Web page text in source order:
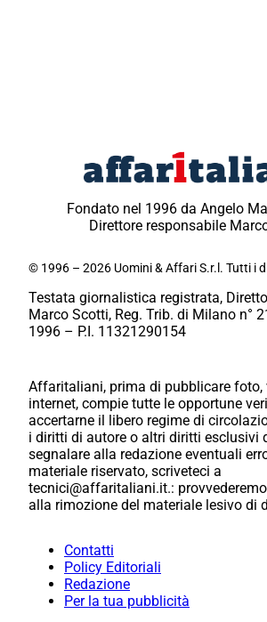
Fondato nel 1996 da Angelo
Direttore responsabile
© 1996 – 2026 Uomini & Affari S.r.l. Tutti i
Testata giornalistica registrata,
Marco Scotti, Reg. Trib. di Milano n°
1996 – P.I. 11321290154
Affaritaliani, prima di pubblicare foto,
internet, compie tutte le opportune
accertarne il libero regime di
i diritti di autore o altri diritti esclusivi
segnalare alla redazione eventuali
materiale riservato, scriveteci a
tecnici@affaritaliani.it.:
alla rimozione del materiale lesivo di
Contatti
Policy Editoriali
Redazione
Per la tua pubblicità